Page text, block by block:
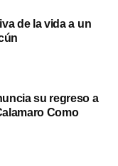
de la vida a un
su regreso a
Como